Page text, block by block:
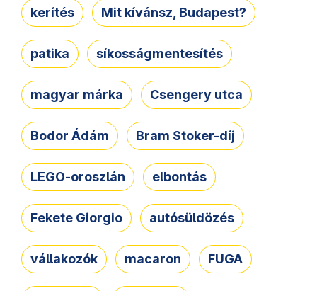
kerítés Mit kívánsz, Budapest?
patika síkosságmentesítés
magyar márka Csengery utca
Bodor Ádám Bram Stoker-díj
LEGO-oroszlán elbontás
Fekete Giorgio autósüldözés
vállakozók macaron FUGA